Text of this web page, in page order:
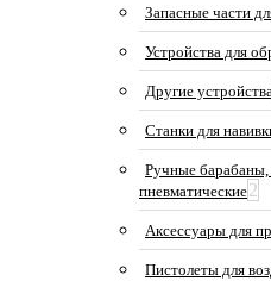
Запасные части
Устройства для
Другие
Станки для
Ручные барабаны,
пневматические2
Аксессуары для
Пистолеты для